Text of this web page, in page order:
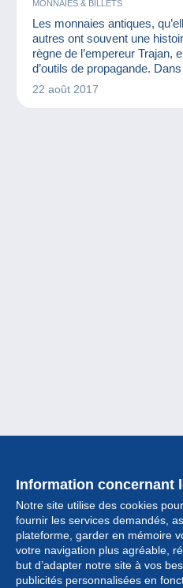
MONNAIES & BILLETS
Les monnaies antiques,
autres ont souvent une
règne de l’empereur Trajan,
d’outils de propagande.
numismatique, nous avons
22 août 2017
Information concernant
Notre site utilise des cookies
fournir les services demandés,
plateforme, garder en mémoire
votre navigation plus agréable,
but d’adapter notre site à vos
publicités personnalisées en
Collection